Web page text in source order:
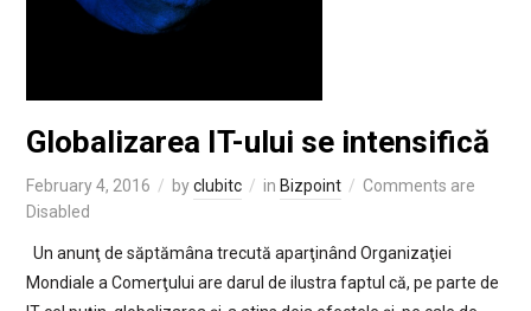
Globalizarea IT-ului se intensifică
February 4, 2016 byclubitc in Bizpoint
Comments are
Disabled
Un anunţ de săptămâna trecută aparţinând Organizaţiei
Mondiale a Comerţului are darul de ilustra faptul că, pe parte de